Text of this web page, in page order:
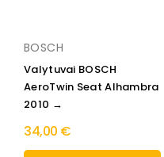
BOSCH
Valytuvai BOSCH
AeroTwin Seat Alhambra
2010 →
34,00 €